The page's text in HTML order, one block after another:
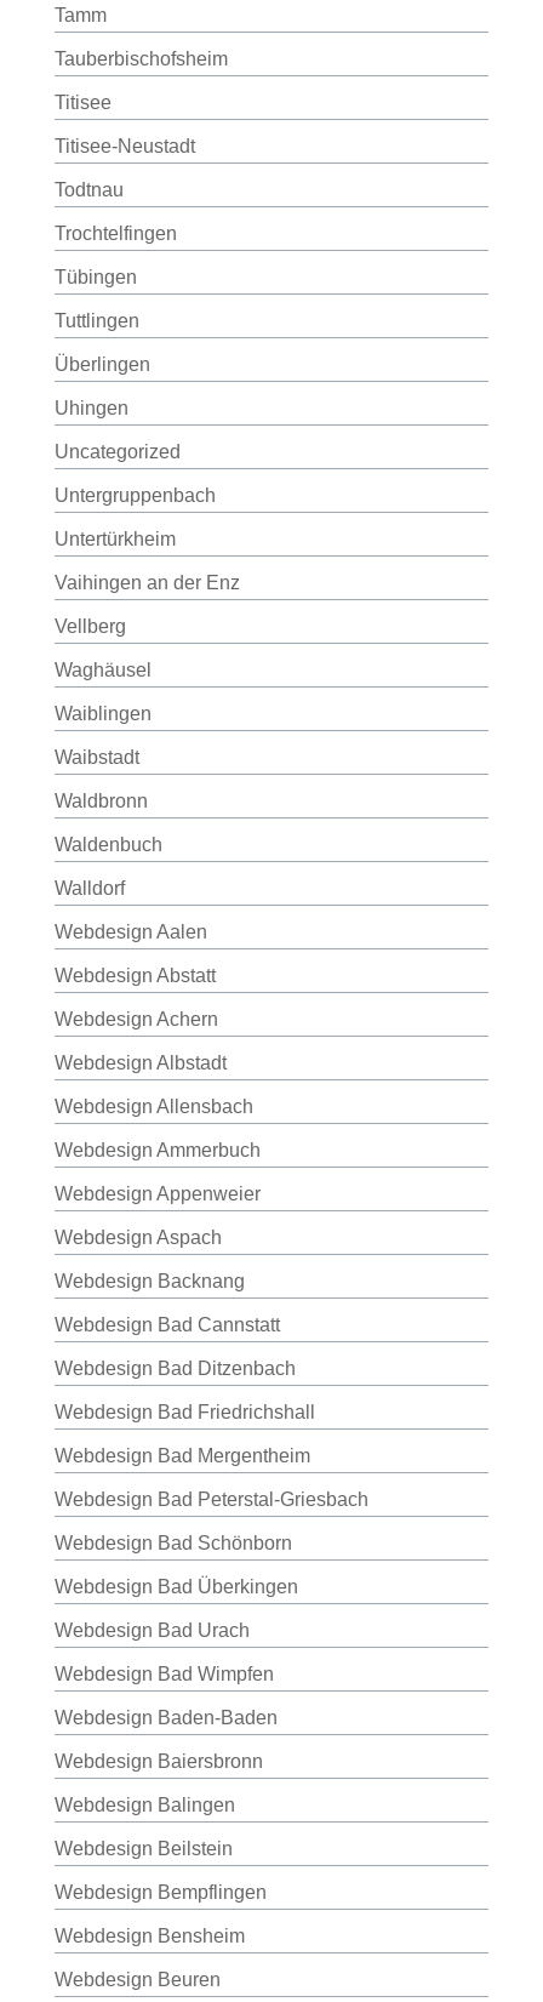
Tamm
Tauberbischofsheim
Titisee
Titisee-Neustadt
Todtnau
Trochtelfingen
Tübingen
Tuttlingen
Überlingen
Uhingen
Uncategorized
Untergruppenbach
Untertürkheim
Vaihingen an der Enz
Vellberg
Waghäusel
Waiblingen
Waibstadt
Waldbronn
Waldenbuch
Walldorf
Webdesign Aalen
Webdesign Abstatt
Webdesign Achern
Webdesign Albstadt
Webdesign Allensbach
Webdesign Ammerbuch
Webdesign Appenweier
Webdesign Aspach
Webdesign Backnang
Webdesign Bad Cannstatt
Webdesign Bad Ditzenbach
Webdesign Bad Friedrichshall
Webdesign Bad Mergentheim
Webdesign Bad Peterstal-Griesbach
Webdesign Bad Schönborn
Webdesign Bad Überkingen
Webdesign Bad Urach
Webdesign Bad Wimpfen
Webdesign Baden-Baden
Webdesign Baiersbronn
Webdesign Balingen
Webdesign Beilstein
Webdesign Bempflingen
Webdesign Bensheim
Webdesign Beuren